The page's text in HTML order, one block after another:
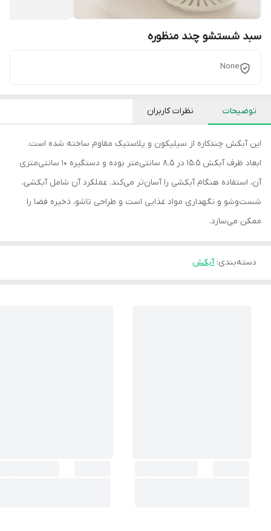
سبد شستشو چند منظوره
None
توضیحات نظرات کاربران
این آبکش چندکاره از سیلیکون و پلاستیک مقاوم ساخته شده است.
ابعاد ظرف آبکش 15.5 در 8.5 سانتی‌متر بوده و دستگیره 10 سانتی‌متری
آن، استفاده هنگام آبکشی را آسان‌تر می‌کند. عملکرد آن شامل آبکشی،
شست‌وشو و نگهداری مواد غذایی است و طراحی تاشو، ذخیره فضا را
ممکن می‌سازد.
دسته‌بندی:آبکش